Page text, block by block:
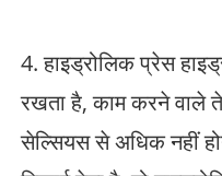
4. हाइड्रोलिक प्रेस
रखता है, काम करने वाले
सेल्सियस से अधिक नहीं